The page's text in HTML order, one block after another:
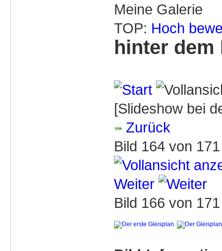
Meine Galerie
TOP: Hoch
hinter dem
[Slideshow bei
Zurück
Bild 164 von
Weiter
Bild 166 von